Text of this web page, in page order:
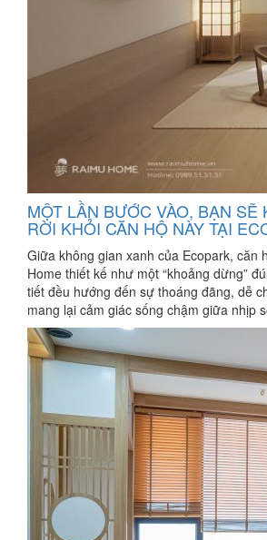
MỘT LẦN BƯỚC VÀO, BẠN SẼ
RỜI KHỎI CĂN HỘ NÀY TẠI
Giữa không gian xanh của Ecopark, căn
Home thiết kế như một “khoảng dừng”
tiết đều hướng đến sự thoáng đãng, dễ
mang lại cảm giác sống chậm giữa nhịp